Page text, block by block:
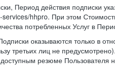
Период действия подписки
hhpro. При этом
потребленных Услуг в
оказываются только в
третьих лиц не
резюме Пользователя